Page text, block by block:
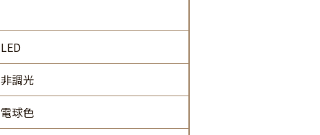
LED
非調光
電球色